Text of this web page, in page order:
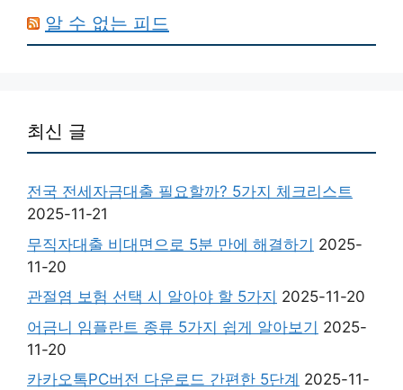
알 수 없는 피드
최신 글
전국 전세자금대출 필요할까? 5가지 체크리스트
2025-11-21
무직자대출 비대면으로 5분 만에 해결하기 2025-
11-20
관절염 보험 선택 시 알아야 할 5가지 2025-11-20
어금니 임플란트 종류 5가지 쉽게 알아보기 2025-
11-20
카카오톡PC버전 다운로드 간편한 5단계 2025-11-